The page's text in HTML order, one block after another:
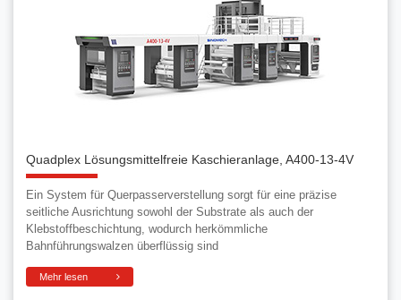
Quadplex Lösungsmittelfreie Kaschieranlage, A400-13-4V
Ein System für Querpasserverstellung sorgt für eine präzise
seitliche Ausrichtung sowohl der Substrate als auch der
Klebstoffbeschichtung, wodurch herkömmliche
Bahnführungswalzen überflüssig sind
Mehr lesen